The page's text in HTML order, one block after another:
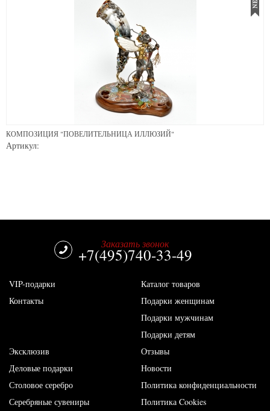
КОМПОЗИЦИЯ "ПОВЕЛИТЕЛЬНИЦА ИЛЛЮЗИЙ"
Артикул:
Заказать звонок
+7(495)740-33-49
VIP-подарки
Контакты
Каталог товаров
Подарки женщинам
Подарки мужчинам
Подарки детям
Эксклюзив
Деловые подарки
Столовое серебро
Серебряные сувениры
Отзывы
Новости
Политика конфиденциальности
Политика Cookies